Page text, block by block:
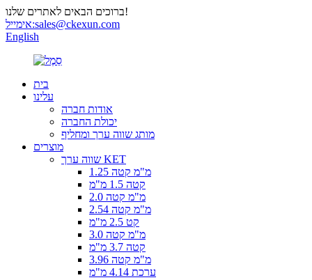
ברוכים הבאים לאתרים שלנו!
אימייל:sales@ckexun.com
English
בית
עלינו
אודות חברה
יכולת החברה
מותג שווה ערך ומחליף
מוצרים
שווה ערך KET
1.25 מ"מ קטה
קטה 1.5 מ"מ
2.0 מ"מ קטה
2.54 מ"מ קטה
קט 2.5 מ"מ
3.0 מ"מ קטה
קטה 3.7 מ"מ
3.96 מ"מ קטה
ערכת 4.14 מ"מ